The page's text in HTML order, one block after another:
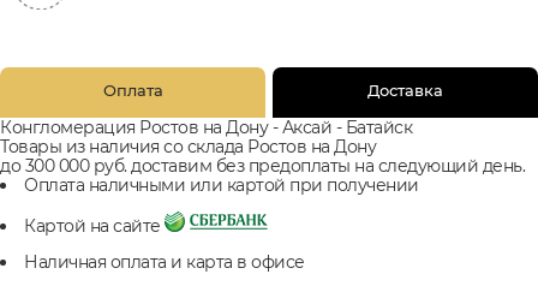
Оплата Доставка
Конгломерация Ростов на Дону - Аксай - Батайск
Товары из наличия со склада Ростов на Дону
до 300 000 руб. доставим без предоплаты на следующий день.
Оплата наличными или картой при получении
Картой на сайте
Наличная оплата и карта в офисе